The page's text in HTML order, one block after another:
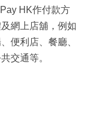
HK作付款方
網上店舖，例如
便利店、餐廳、
交通等。